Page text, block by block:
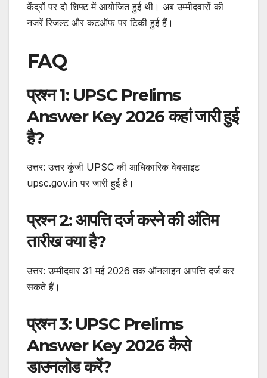
केंद्रों पर दो शिफ्ट में आयोजित हुई थी। अब उम्मीदवारों की
नजरें रिजल्ट और कटऑफ पर टिकी हुई हैं।
FAQ
प्रश्न 1: UPSC Prelims
Answer Key 2026 कहां जारी हुई
है?
उत्तर: उत्तर कुंजी UPSC की आधिकारिक वेबसाइट
upsc.gov.in पर जारी हुई है।
प्रश्न 2: आपत्ति दर्ज करने की अंतिम
तारीख क्या है?
उत्तर: उम्मीदवार 31 मई 2026 तक ऑनलाइन आपत्ति दर्ज कर
सकते हैं।
प्रश्न 3: UPSC Prelims
Answer Key 2026 कैसे
डाउनलोड करें?